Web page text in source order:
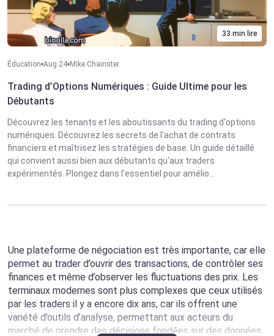
33 min lire
Éducation Aug 24 Mike Chainster
Trading d’Options Numériques : Guide Ultime pour les
Débutants
Découvrez les tenants et les aboutissants du trading d'options
numériques. Découvrez les secrets de l'achat de contrats
financiers et maîtrisez les stratégies de base. Un guide détaillé
qui convient aussi bien aux débutants qu'aux traders
expérimentés. Plongez dans l'essentiel pour amélio...
Une plateforme de négociation est très importante, car elle
permet au trader d’ouvrir des transactions, de contrôler ses
finances et même d’observer les fluctuations des prix. Les
terminaux modernes sont plus complexes que ceux utilisés
par les traders il y a encore dix ans, car ils offrent une
variété d’outils d’analyse, permettant aux acteurs du
marché de prendre des décisions fondées sur des données.